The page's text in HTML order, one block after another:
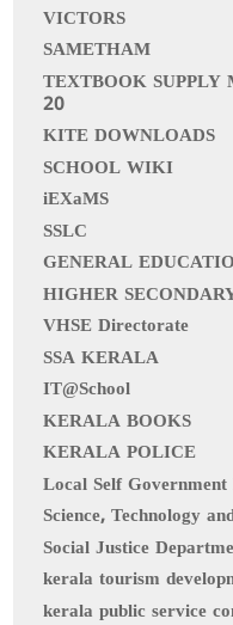
VICTORS
SAMETHAM
TEXTBOOK SUPPLY
20
KITE DOWNLOADS
SCHOOL WIKI
iEXaMS
SSLC
GENERAL
HIGHER
VHSE Directorate
SSA KERALA
IT@School
KERALA BOOKS
KERALA POLICE
Local Self
Science, Technology
Social Justice
kerala tourism
kerala public service